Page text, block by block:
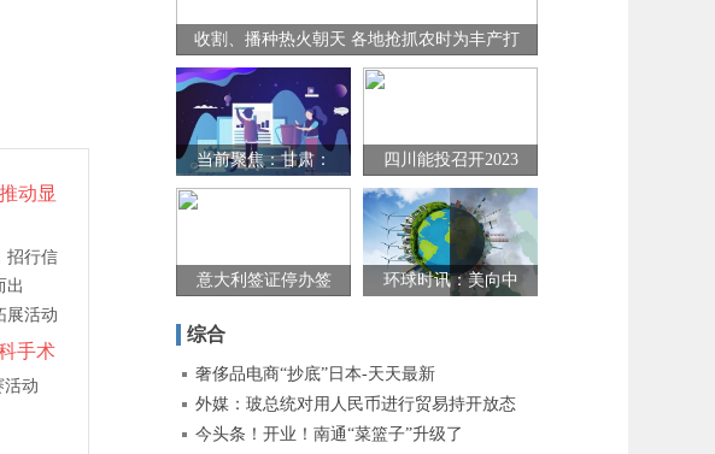
动显
招行信
出
展活动
手术
活动
收割、播种热火朝天 各地抢抓农时为丰产打
好基础
当前聚焦：甘肃：
张掖市出台“人才新
核人才支撑
四川能投召开2023
年一季度生产经营
工作会
意大利签证停办签
了|天天快播报
环球时讯：美向中
综合
奢侈品电商“抄底”日本-天天最新
外媒：玻总统对用人民币进行贸易持开放态
度，“情况在发生变化”
今头条！开业！南通“菜篮子”升级了